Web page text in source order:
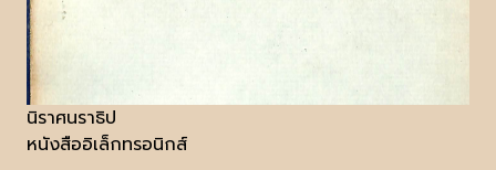
นิราศนราธิป
หนังสืออิเล็กทรอนิกส์